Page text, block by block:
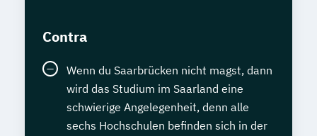
Contra
Wenn du Saarbrücken nicht magst, dann
wird das Studium im Saarland eine
schwierige Angelegenheit, denn alle
sechs Hochschulen befinden sich in der